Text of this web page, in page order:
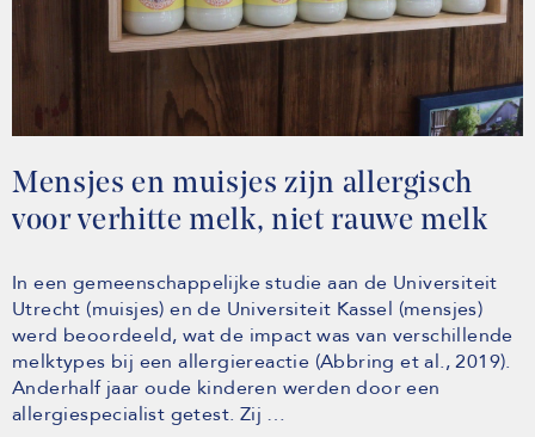
Mensjes en muisjes zijn allergisch
voor verhitte melk, niet rauwe melk
In een gemeenschappelijke studie aan de Universiteit
Utrecht (muisjes) en de Universiteit Kassel (mensjes)
werd beoordeeld, wat de impact was van verschillende
melktypes bij een allergiereactie (Abbring et al., 2019).
Anderhalf jaar oude kinderen werden door een
allergiespecialist getest. Zij …